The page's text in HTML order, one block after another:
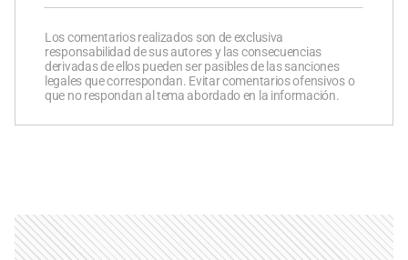
Los comentarios realizados son de exclusiva
responsabilidad de sus autores y las consecuencias
derivadas de ellos pueden ser pasibles de las sanciones
legales que correspondan. Evitar comentarios ofensivos o
que no respondan al tema abordado en la información.